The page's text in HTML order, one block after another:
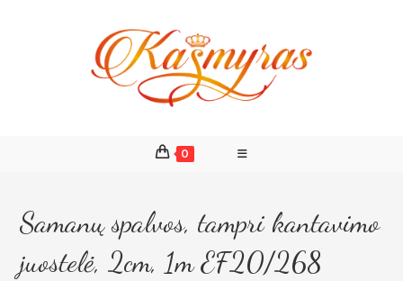
0
Samanų spalvos, tampri kantavimo
juostelė, 2cm, 1m EF20/268